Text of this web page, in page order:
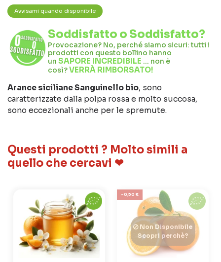
Soddisfatto o Soddisfatto?
Provocazione? No, perché siamo sicuri: tutti i
prodotti con questo bollino hanno
un SAPORE INCREDIBILE … non è
così?VERRÀ RIMBORSATO!
Arance siciliane Sanguinello bio, sono
caratterizzate dalla polpa rossa e molto succosa,
sono eccezionali anche per le spremute.
Questi prodotti ? Molto simili a
quello che cercavi ❤
-0,50 €
Non Disponibile
Scopri perchè?